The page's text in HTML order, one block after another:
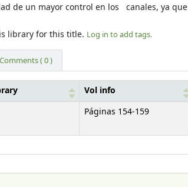
de un mayor control en los canales, ya
library for this title. Log in to add tags.
Comments ( 0 )
Vol info
Páginas 154-159